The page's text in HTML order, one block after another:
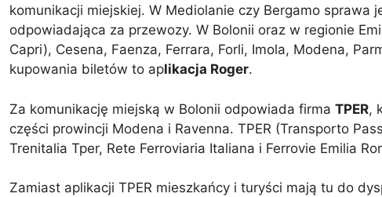
komunikacji miejskiej. W Mediolanie czy Bergamo
odpowiadająca za przewozy. W Bolonii oraz w regionie
Capri), Cesena, Faenza, Ferrara, Forli, Imola, Modena,
kupowania biletów to aplikacja Roger.
Za komunikację miejską w Bolonii odpowiada firma TPER,
części prowincji Modena i Ravenna. TPER (Transporto
Trenitalia Tper, Rete Ferroviaria Italiana i Ferrovie Emilia
Zamiast aplikacji TPER mieszkańcy i turyści mają tu do